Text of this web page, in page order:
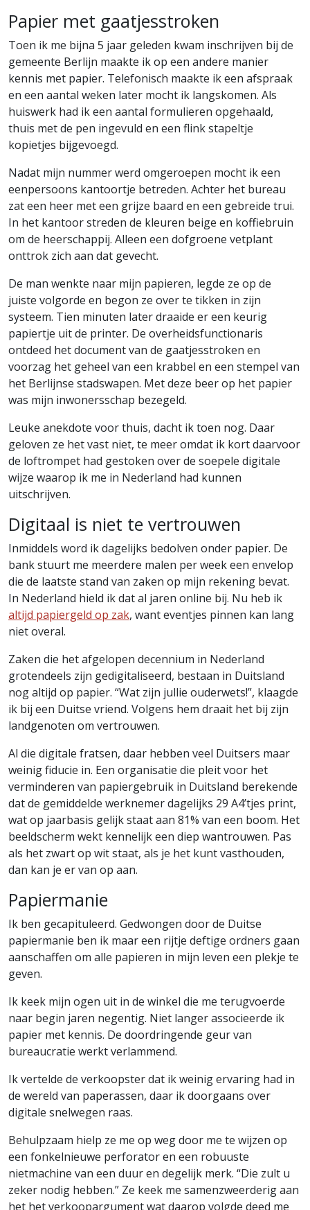
Papier met gaatjesstroken
Toen ik me bijna 5 jaar geleden kwam inschrijven bij de
gemeente Berlijn maakte ik op een andere manier
kennis met papier. Telefonisch maakte ik een afspraak
en een aantal weken later mocht ik langskomen. Als
huiswerk had ik een aantal formulieren opgehaald,
thuis met de pen ingevuld en een flink stapeltje
kopietjes bijgevoegd.
Nadat mijn nummer werd omgeroepen mocht ik een
eenpersoons kantoortje betreden. Achter het bureau
zat een heer met een grijze baard en een gebreide trui.
In het kantoor streden de kleuren beige en koffiebruin
om de heerschappij. Alleen een dofgroene vetplant
onttrok zich aan dat gevecht.
De man wenkte naar mijn papieren, legde ze op de
juiste volgorde en begon ze over te tikken in zijn
systeem. Tien minuten later draaide er een keurig
papiertje uit de printer. De overheidsfunctionaris
ontdeed het document van de gaatjesstroken en
voorzag het geheel van een krabbel en een stempel van
het Berlijnse stadswapen. Met deze beer op het papier
was mijn inwonersschap bezegeld.
Leuke anekdote voor thuis, dacht ik toen nog. Daar
geloven ze het vast niet, te meer omdat ik kort daarvoor
de loftrompet had gestoken over de soepele digitale
wijze waarop ik me in Nederland had kunnen
uitschrijven.
Digitaal is niet te vertrouwen
Inmiddels word ik dagelijks bedolven onder papier. De
bank stuurt me meerdere malen per week een envelop
die de laatste stand van zaken op mijn rekening bevat.
In Nederland hield ik dat al jaren online bij. Nu heb ik
altijd papiergeld op zak, want eventjes pinnen kan lang
niet overal.
Zaken die het afgelopen decennium in Nederland
grotendeels zijn gedigitaliseerd, bestaan in Duitsland
nog altijd op papier. “Wat zijn jullie ouderwets!”, klaagde
ik bij een Duitse vriend. Volgens hem draait het bij zijn
landgenoten om vertrouwen.
Al die digitale fratsen, daar hebben veel Duitsers maar
weinig fiducie in. Een organisatie die pleit voor het
verminderen van papiergebruik in Duitsland berekende
dat de gemiddelde werknemer dagelijks 29 A4’tjes print,
wat op jaarbasis gelijk staat aan 81% van een boom. Het
beeldscherm wekt kennelijk een diep wantrouwen. Pas
als het zwart op wit staat, als je het kunt vasthouden,
dan kan je er van op aan.
Papiermanie
Ik ben gecapituleerd. Gedwongen door de Duitse
papiermanie ben ik maar een rijtje deftige ordners gaan
aanschaffen om alle papieren in mijn leven een plekje te
geven.
Ik keek mijn ogen uit in de winkel die me terugvoerde
naar begin jaren negentig. Niet langer associeerde ik
papier met kennis. De doordringende geur van
bureaucratie werkt verlammend.
Ik vertelde de verkoopster dat ik weinig ervaring had in
de wereld van paperassen, daar ik doorgaans over
digitale snelwegen raas.
Behulpzaam hielp ze me op weg door me te wijzen op
een fonkelnieuwe perforator en een robuuste
nietmachine van een duur en degelijk merk. “Die zult u
zeker nodig hebben.” Ze keek me samenzweerderig aan
het het verkoopargument wat daarop volgde deed me